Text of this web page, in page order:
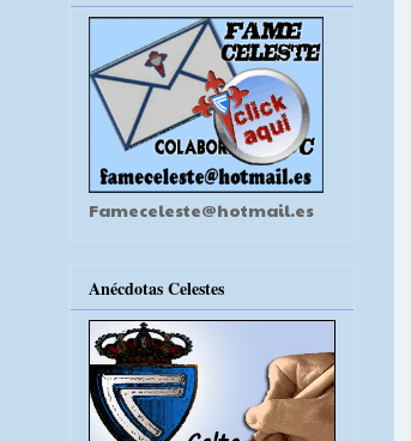
Fameceleste@hotmail.es
Anécdotas Celestes